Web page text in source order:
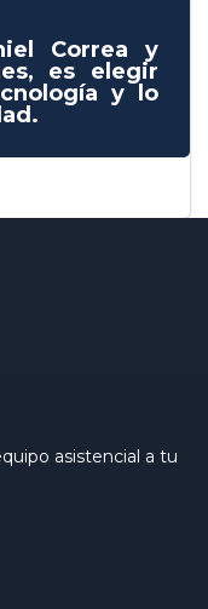
Correa y
es elegir
y lo
asistencial a tu